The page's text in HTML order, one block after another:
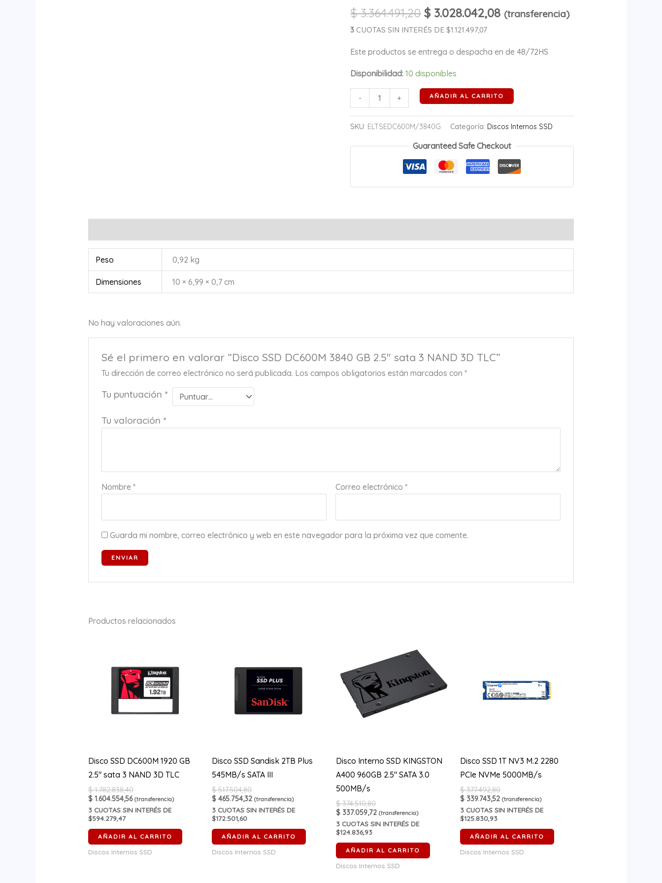
$3.364.491,20 $ 3.028.042,08 (transferencia)
3 CUOTAS SIN INTERÉS DE $1.121.497,07
Este productos se entrega o despacha en de 48/72HS
Disponibilidad: 10 disponibles
-
3
NAND
TLC
cantidad
+ AÑADIR AL CARRITO
SKU: ELTSEDC600M/3840G Categoría: Discos Internos SSD
Guaranteed Safe Checkout
Peso 0,92 kg
Dimensiones 10 × 6,99 × 0,7 cm
No hay valoraciones aún.
Sé el primero en valorar “Disco SSD DC600M 3840 GB 2.5″ sata 3 NAND 3D TLC”
Tu dirección de correo electrónico no será publicada. Los campos obligatorios están marcados con*
Tu puntuación *
Tu valoración *
Nombre* Correo electrónico*
Guarda mi nombre, correo electrónico y web en este navegador para la próxima vez que comente.
Productos relacionados
Disco SSD DC600M 1920 GB
2.5″ sata 3 NAND 3D TLC
$1.782.838,40
$1.604.554,56 (transferencia)
3CUOTAS SIN INTERÉS DE
$594.279,47
AÑADIR AL CARRITO
Discos Internos SSD
Disco SSD Sandisk 2TB Plus
545MB/s SATA III
$517.504,80
$ 465.754,32 (transferencia)
3 CUOTAS SIN INTERÉS DE
$172.501,60
AÑADIR AL CARRITO
Discos Internos SSD
Disco Interno SSD KINGSTON
A400 960GB 2.5″ SATA 3.0
500MB/s
$374.510,80
$ 337.059,72 (transferencia)
3 CUOTAS SIN INTERÉS DE
$124.836,93
AÑADIR AL CARRITO
Discos Internos SSD
Disco SSD 1T NV3 M.2 2280
PCIe NVMe 5000MB/s
$377.492,80
$339.743,52 (transferencia)
3CUOTAS SIN INTERÉS DE
$125.830,93
AÑADIR AL CARRITO
Discos Internos SSD